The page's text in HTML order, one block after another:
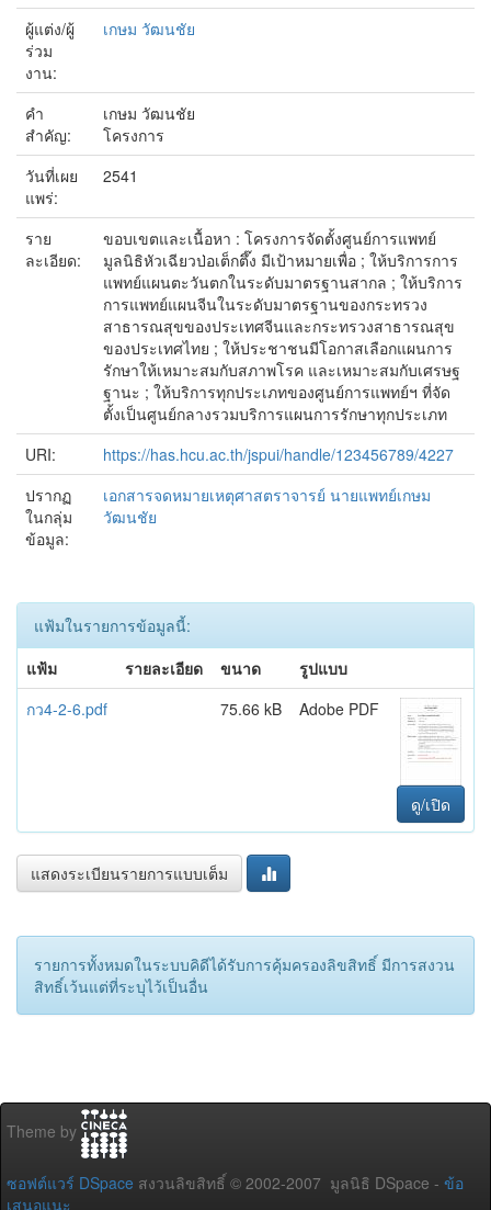
ผู้แต่ง/ผู้
ร่วม
งาน:
เกษม วัฒนชัย
คำ
สำคัญ:
เกษม วัฒนชัย
โครงการ
วันที่เผย
แพร่:
2541
ราย
ละเอียด:
ขอบเขตและเนื้อหา : โครงการจัดตั้งศูนย์การแพทย์
มูลนิธิหัวเฉียวป่อเต็กตึ๊ง มีเป้าหมายเพื่อ ; ให้บริการการ
แพทย์แผนตะวันตกในระดับมาตรฐานสากล ; ให้บริการ
การแพทย์แผนจีนในระดับมาตรฐานของกระทรวง
สาธารณสุขของประเทศจีนและกระทรวงสาธารณสุข
ของประเทศไทย ; ให้ประชาชนมีโอกาสเลือกแผนการ
รักษาให้เหมาะสมกับสภาพโรค และเหมาะสมกับเศรษฐ
ฐานะ ; ให้บริการทุกประเภทของศูนย์การแพทย์ฯ ที่จัด
ตั้งเป็นศูนย์กลางรวมบริการแผนการรักษาทุกประเภท
URI:
https://has.hcu.ac.th/jspui/handle/123456789/4227
ปรากฏ
ในกลุ่ม
ข้อมูล:
เอกสารจดหมายเหตุศาสตราจารย์ นายแพทย์เกษม
วัฒนชัย
แฟ้มในรายการข้อมูลนี้:
แฟ้ม
รายละเอียด ขนาด
รูปแบบ
กว4-2-6.pdf
75.66 kB Adobe PDF
ดู/เปิด
แสดงระเบียนรายการแบบเต็ม
รายการทั้งหมดในระบบคิดีได้รับการคุ้มครองลิขสิทธิ์ มีการสงวน
สิทธิ์เว้นแต่ที่ระบุไว้เป็นอื่น
Theme by
ซอฟต์แวร์ DSpace สงวนลิขสิทธิ์ © 2002-2007 มูลนิธิ DSpace - ข้อ
เสนอแนะ